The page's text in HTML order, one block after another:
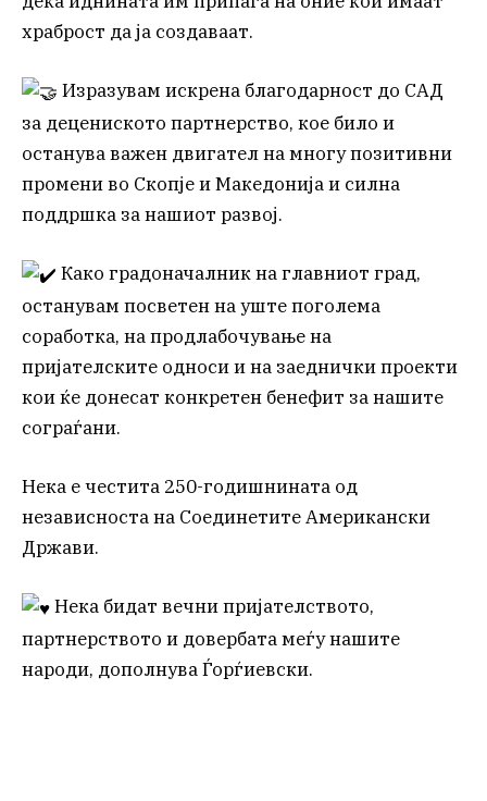
храброст да ја создаваат.
Изразувам искрена благодарност до САД
за децениското партнерство, кое било и
останува важен двигател на многу позитивни
промени во Скопје и Македонија и силна
поддршка за нашиот развој.
Како градоначалник на главниот град,
останувам посветен на уште поголема
соработка, на продлабочување на
пријателските односи и на заеднички проекти
кои ќе донесат конкретен бенефит за нашите
сограѓани.
Нека е честита 250-годишнината од
независноста на Соединетите Американски
Држави.
Нека бидат вечни пријателството,
партнерството и довербата меѓу нашите
народи, дополнува Ѓорѓиевски.